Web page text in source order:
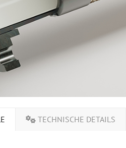
TECHNISCHE DETAILS